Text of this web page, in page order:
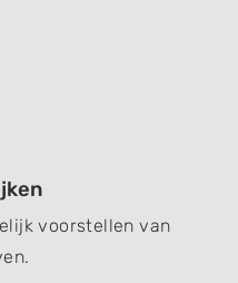
voorstellen van